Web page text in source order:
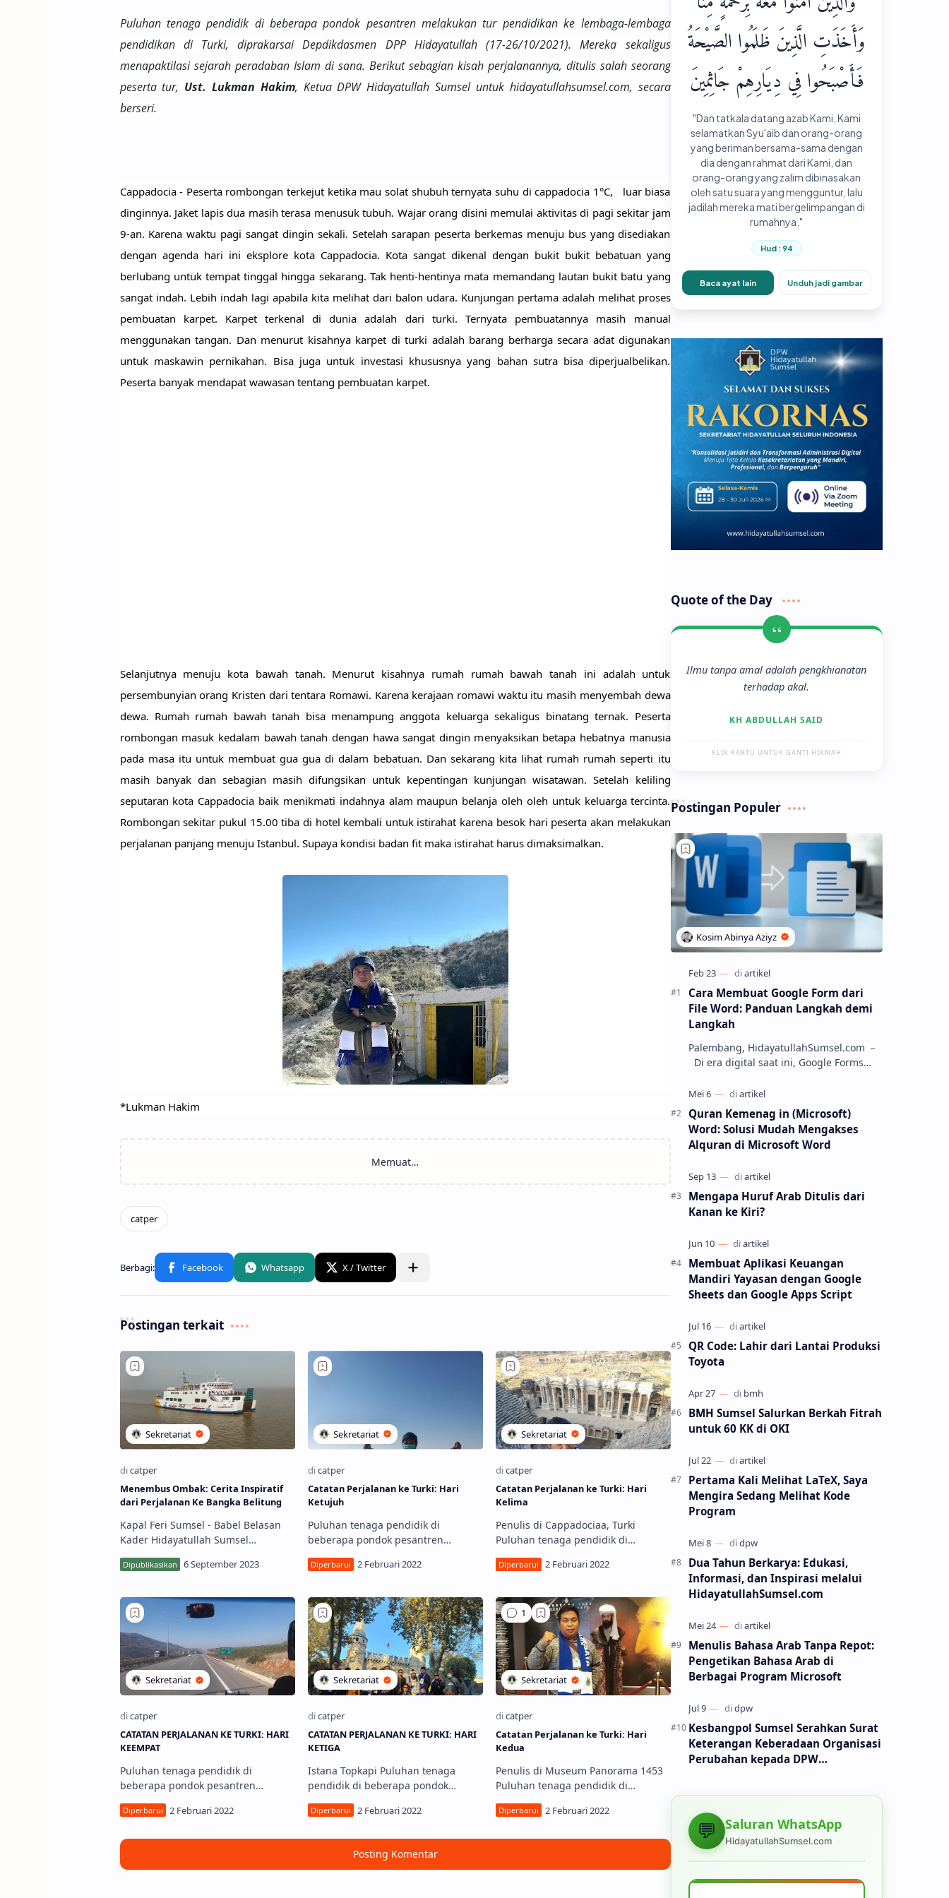
Puluhan tenaga pendidik di beberapa pondok pesantren melakukan tur pendidikan ke lembaga-lembaga
pendidikan di Turki, diprakarsai Depdikdasmen DPP Hidayatullah (17-26/10/2021). Mereka sekaligus
menapaktilasi sejarah peradaban Islam di sana. Berikut sebagian kisah perjalanannya, ditulis salah seorang
peserta tur, Ust. Lukman Hakim, Ketua DPW Hidayatullah Sumsel untuk hidayatullahsumsel.com, secara
berseri.
Cappadocia - Peserta rombongan terkejut ketika mau solat shubuh ternyata suhu di cappadocia 1°C,   luar biasa
dinginnya. Jaket lapis dua masih terasa menusuk tubuh. Wajar orang disini memulai aktivitas di pagi sekitar jam
9-an. Karena waktu pagi sangat dingin sekali. Setelah sarapan peserta berkemas menuju bus yang disediakan
dengan agenda hari ini eksplore kota Cappadocia. Kota sangat dikenal dengan bukit bukit bebatuan yang
berlubang untuk tempat tinggal hingga sekarang. Tak henti-hentinya mata memandang lautan bukit batu yang
sangat indah. Lebih indah lagi apabila kita melihat dari balon udara. Kunjungan pertama adalah melihat proses
pembuatan karpet. Karpet terkenal di dunia adalah dari turki. Ternyata pembuatannya masih manual
menggunakan tangan. Dan menurut kisahnya karpet di turki adalah barang berharga secara adat digunakan
untuk maskawin pernikahan. Bisa juga untuk investasi khususnya yang bahan sutra bisa diperjualbelikan.
Peserta banyak mendapat wawasan tentang pembuatan karpet.
Selanjutnya menuju kota bawah tanah. Menurut kisahnya rumah rumah bawah tanah ini adalah untuk
persembunyian orang Kristen dari tentara Romawi. Karena kerajaan romawi waktu itu masih menyembah dewa
dewa. Rumah rumah bawah tanah bisa menampung anggota keluarga sekaligus binatang ternak. Peserta
rombongan masuk kedalam bawah tanah dengan hawa sangat dingin menyaksikan betapa hebatnya manusia
pada masa itu untuk membuat gua gua di dalam bebatuan. Dan sekarang kita lihat rumah rumah seperti itu
masih banyak dan sebagian masih difungsikan untuk kepentingan kunjungan wisatawan. Setelah keliling
seputaran kota Cappadocia baik menikmati indahnya alam maupun belanja oleh oleh untuk keluarga tercinta.
Rombongan sekitar pukul 15.00 tiba di hotel kembali untuk istirahat karena besok hari peserta akan melakukan
perjalanan panjang menuju Istanbul. Supaya kondisi badan fit maka istirahat harus dimaksimalkan.
*Lukman Hakim
Postingan terkait
Menembus Ombak: Cerita Inspiratif
dari Perjalanan Ke Bangka Belitung
Kapal Feri Sumsel - Babel Belasan
Kader Hidayatullah Sumsel
Halaqoh Gabungan Hidayatullah
Catatan Perjalanan ke Turki: Hari
Ketujuh
Puluhan tenaga pendidik di
beberapa pondok pesantren
lembaga-lembaga pendidikan di
DPP Hi…
Catatan Perjalanan ke Turki: Hari
Kelima
Penulis di Cappadociaa, Turki
Puluhan tenaga pendidik di
melakukan tur pendidikan ke
Turki, d…
CATATAN PERJALANAN KE TURKI: HARI
KEEMPAT
Puluhan tenaga pendidik di
beberapa pondok pesantren
melakukan tur pendidikan ke
lembaga-lembaga pendidikan di
DPP Hi…
CATATAN PERJALANAN KE TURKI: HARI
KETIGA
Istana Topkapi Puluhan tenaga
pendidik di beberapa pondok
pesantren melakukan tur
pendidikan ke lembaga-lembaga
Catatan Perjalanan ke Turki: Hari
Kedua
Penulis di Museum Panorama 1453
Puluhan tenaga pendidik di
beberapa pondok pesantren
melakukan tur pendidikan ke
Posting Komentar
وَأَخَذَتِ الَّذِينَ ظَلَمُوا الصَّيْحَةُ
فَأَصْبَحُوا فِي دِيَارِهِمْ جَاثِمِينَ
"Dan tatkala datang azab Kami, Kami
selamatkan Syu'aib dan orang-orang
yang beriman bersama-sama dengan
dia dengan rahmat dari Kami, dan
orang-orang yang zalim dibinasakan
oleh satu suara yang mengguntur, lalu
jadilah mereka mati bergelimpangan di
rumahnya."
Hud : 94
Baca ayat lain Unduh jadi gambar
Quote of the Day
“
Ilmu tanpa amal adalah pengkhianatan
terhadap akal.
KH ABDULLAH SAID
KLIK KARTU UNTUK GANTI HIKMAH
Postingan Populer
Cara Membuat Google Form dari
File Word: Panduan Langkah demi
Langkah
Palembang, HidayatullahSumsel.com －
Di era digital saat ini, Google Forms
populer untuk membuat kuesioner, soa…
Quran Kemenag in (Microsoft)
Word: Solusi Mudah Mengakses
Alquran di Microsoft Word
Mengapa Huruf Arab Ditulis dari
Kanan ke Kiri?
Membuat Aplikasi Keuangan
Mandiri Yayasan dengan Google
Sheets dan Google Apps Script
QR Code: Lahir dari Lantai Produksi
Toyota
BMH Sumsel Salurkan Berkah Fitrah
untuk 60 KK di OKI
Pertama Kali Melihat LaTeX, Saya
Mengira Sedang Melihat Kode
Program
Dua Tahun Berkarya: Edukasi,
Informasi, dan Inspirasi melalui
HidayatullahSumsel.com
Menulis Bahasa Arab Tanpa Repot:
Pengetikan Bahasa Arab di
Berbagai Program Microsoft
Kesbangpol Sumsel Serahkan Surat
Keterangan Keberadaan Organisasi
Perubahan kepada DPW
💬 Saluran WhatsApp
HidayatullahSumsel.com